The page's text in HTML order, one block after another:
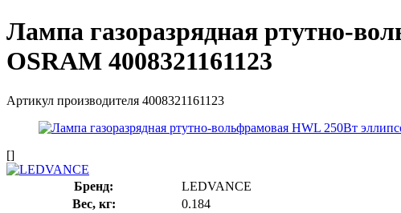
Лампа газоразрядная ртутно-
OSRAM 4008321161123
Артикул производителя 4008321161123
[]
Бренд:
LEDVANCE
Вес, кг:
0.184